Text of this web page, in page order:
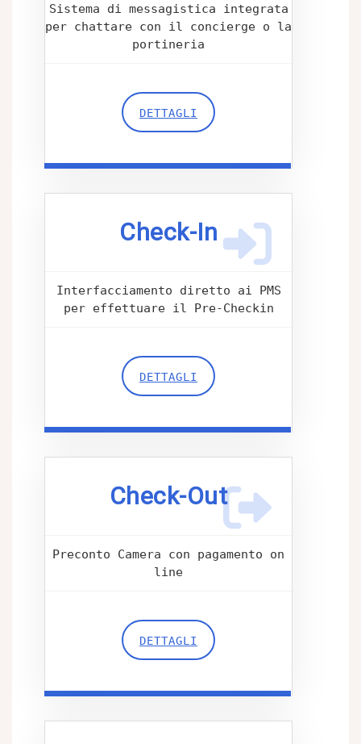
Sistema di messagistica integrata
per chattare con il concierge o la
portineria
DETTAGLI
Check-In
Interfacciamento diretto ai PMS
per effettuare il Pre-Checkin
DETTAGLI
Check-Out
Preconto Camera con pagamento on
line
DETTAGLI